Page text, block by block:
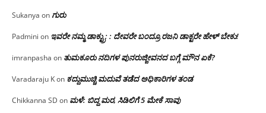
Sukanya onಗುರು
Padmini on ಇವರೇ ನಮ್ಮ ಡಾಕ್ಟ್ರು; : ದೇವರೇ ಬಂದ್ರೂ ರಜನಿ ಡಾಕ್ಟರೇ ಹೇಳ್ ಬೇಕು!
imranpasha on ತುಮಕೂರು ನದಿಗಳ ಪುನರುಜ್ಜೀವನದ ಬಗ್ಗೆ ಮೌನ ಏಕೆ?
Varadaraju Kon ಕದ್ದುಮುಚ್ಚಿ ಮದುವೆ ತಡೆದ ಅಧಿಕಾರಿಗಳ ತಂಡ
Chikkanna SD on ಮಳೆ: ಬಿದ್ದ ಮರ, ಸಿಡಿಲಿಗೆ 5 ಮೇಕೆ ಸಾವು